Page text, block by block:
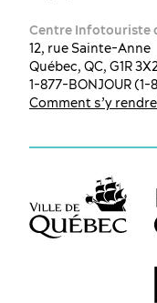
Centre Infotouriste
12, rue Sainte-Anne
Québec, QC, G1R
1-877-BONJOUR
Comment s’y